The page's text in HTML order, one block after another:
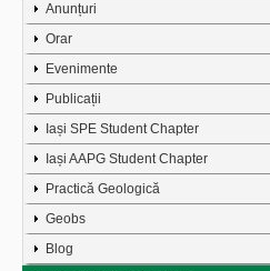
Anunțuri
Orar
Evenimente
Publicații
Iași SPE Student Chapter
Iași AAPG Student Chapter
Practică Geologică
Geobs
Blog